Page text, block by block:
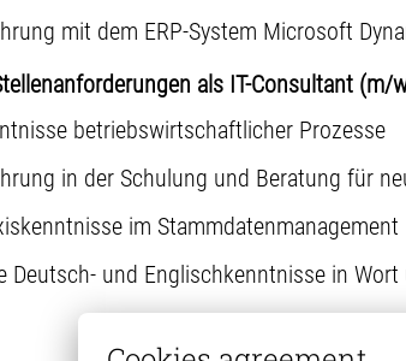
mit dem ERP-System Microsoft
als IT-Consultant
betriebswirtschaftlicher Prozesse
in der Schulung und Beratung für
im Stammdatenmanagement
Deutsch- und Englischkenntnisse in